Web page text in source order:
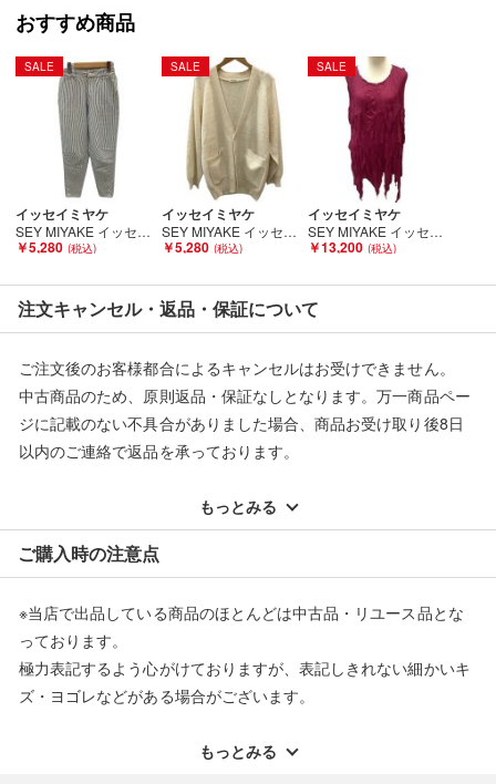
人の手を経た商品です。
■弊社（株式会社オカモト）を装った偽装サイトにご注意くださ
弊社（株式会社オカモト）の商品画像や文章を無断盗用した『偽
装サイト』を確認しておりますが、
当店とは一切関係がございませんのでご注意ください。
おすすめ商品
SALE
イッセイミヤケ
SEY MIYAKE イッセイミヤケ レディース パンツ SIZE 9号 ヒッコリー ヒッコリー Bランク
￥5,280
SALE
イッセイミヤケ
SEY MIYAKE イッセイミヤケ レディース カーディガン SIZE M アイボリー Bランク
￥5,280
SALE
イッセイミヤケ
SEY MIYAKE イッセイミヤケ PLEATS PLEASE 変形デザイン ノースリーブカットソー SIZE 3 ワインレッド Bランク
￥13,200
注文キャンセル・返品・保証について
ご注文後のお客様都合によるキャンセルはお受けできません。
中古商品のため、原則返品・保証なしとなります。万一商品ペー
ジに記載のない不具合がありました場合、商品お受け取り後8日
以内のご連絡で返品を承っております。
配送料ともに当社負担で対応いたします。
※オンラインストアで購入頂いた商品は、店頭での返品はお受け
できません。また、商品の修理及び交換に関しては承ることがで
返品・交換について
もっとみる
ご購入時の注意点
※当店で出品している商品のほとんどは中古品・リユース品とな
っております。
極力表記するよう心がけておりますが、表記しきれない細かいキ
ズ・ヨゴレなどがある場合がございます。
もっとみる